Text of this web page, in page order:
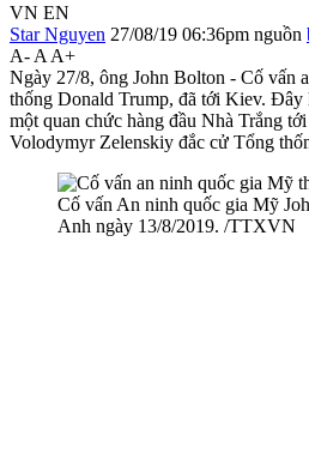
VN EN
Star Nguyen 27/08/19 06:36pm nguồn
A- A A+
Ngày 27/8, ông John Bolton - Cố vấn
thống Donald Trump, đã tới Kiev. Đây
một quan chức hàng đầu Nhà Trắng
Volodymyr Zelenskiy đắc cử Tổng
Cố vấn An ninh quốc gia Mỹ
Anh ngày 13/8/2019. /TTXVN